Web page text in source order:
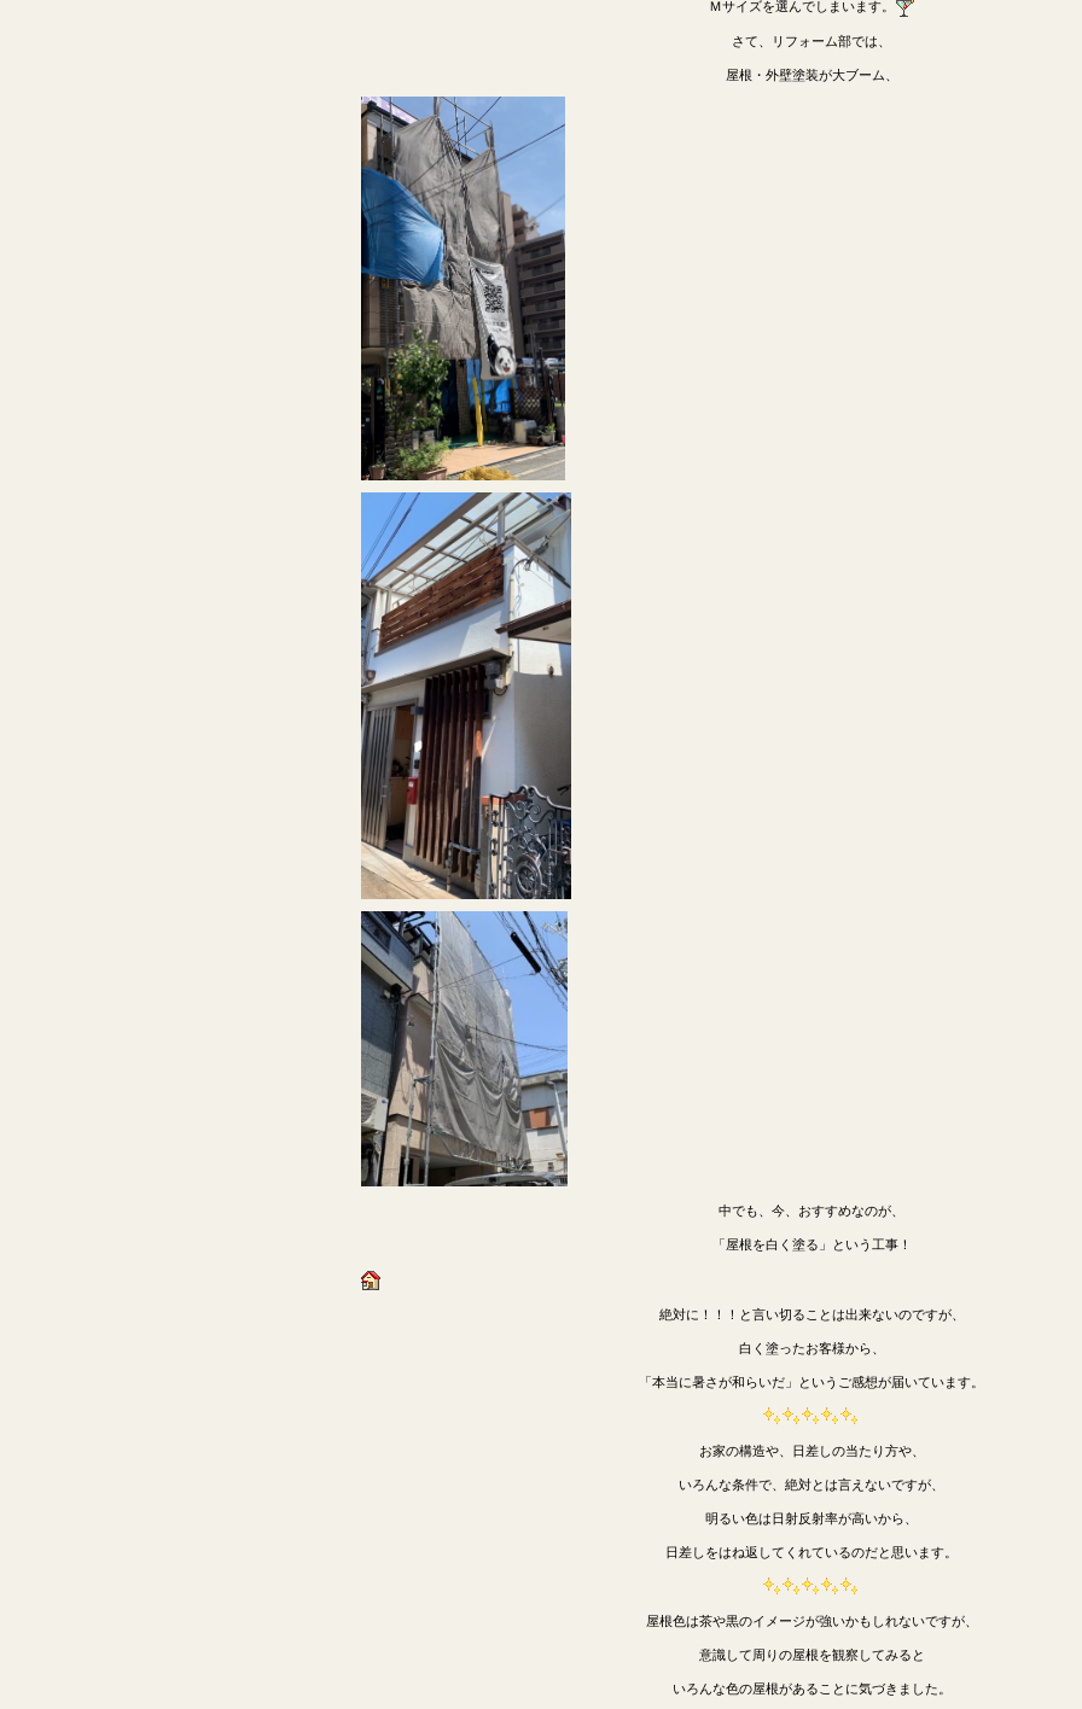
Ｍサイズを選んでしまいます。
さて、リフォーム部では、
屋根・外壁塗装が大ブーム、
中でも、今、おすすめなのが、
「屋根を白く塗る」という工事！
絶対に！！！と言い切ることは出来ないのですが、
白く塗ったお客様から、
「本当に暑さが和らいだ」というご感想が届いています。
お家の構造や、日差しの当たり方や、
いろんな条件で、絶対とは言えないですが、
明るい色は日射反射率が高いから、
日差しをはね返してくれているのだと思います。
屋根色は茶や黒のイメージが強いかもしれないですが、
意識して周りの屋根を観察してみると
いろんな色の屋根があることに気づきました。